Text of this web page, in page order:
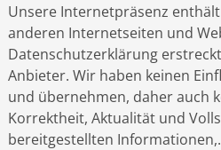
Unsere Internetpräsenz
anderen Internetseiten und
Datenschutzerklärung
Anbieter. Wir haben keinen
und übernehmen, daher auch
Korrektheit, Aktualität und
bereitgestellten Informationen,.